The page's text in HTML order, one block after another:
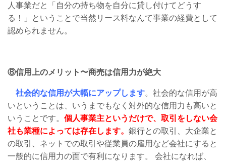
人事業だと「自分の持ち物を自分に貸し付けてどうす
る！」ということで当然リース料なんて事業の経費として
認められません。
⑧信用上のメリット〜商売は信用力が絶大
社会的な信用が大幅にアップします。社会的な信用が高
いということは、いうまでもなく対外的な信用力も高いと
いうことです。 個人事業主というだけで、取引をしない会
社も業種によっては存在します。 銀行との取引、大企業と
の取引、ネットでの取引や従業員の雇用など会社にすると
一般的に信用力の面で有利になります。 会社になれば、